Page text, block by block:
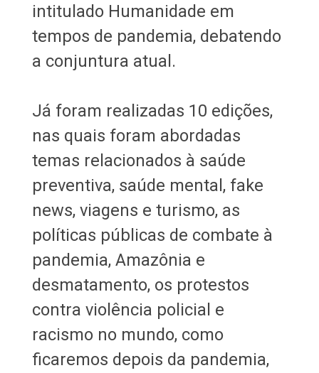
intitulado Humanidade em
tempos de pandemia, debatendo
a conjuntura atual.
Já foram realizadas 10 edições,
nas quais foram abordadas
temas relacionados à saúde
preventiva, saúde mental, fake
news, viagens e turismo, as
políticas públicas de combate à
pandemia, Amazônia e
desmatamento, os protestos
contra violência policial e
racismo no mundo, como
ficaremos depois da pandemia,